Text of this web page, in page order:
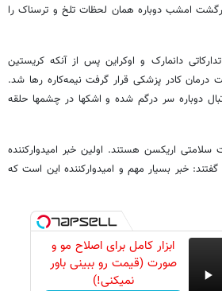
امشب دوباره همان لحظات تلخ و ترسناک را
دانمارک و اوکراین پس از آنکه کریستین
کادر پزشکی قرار گرفت نیمه‌کاره رها شد.
دوباره سر درگم شده و اشکها در چشمها حلقه
اریکسن هستند. اولین خبر امیدوارکننده
گفتند: خبر بسیار مهم و امیدوارکننده این است که
ابزار کامل برای اصلاح مو و
صورت (قیمت رو ببینی باور
نمیکنی!)